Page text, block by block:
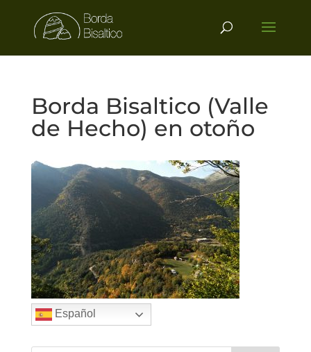
Borda Bisaltico (Valle
de Hecho) en otoño
Español